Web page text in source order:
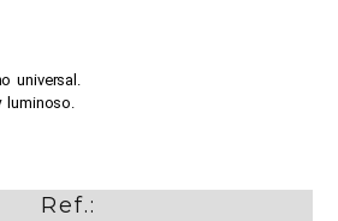
universal.
luminoso.
Ref.: